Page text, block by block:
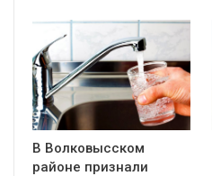
В Волковысском
районе признали